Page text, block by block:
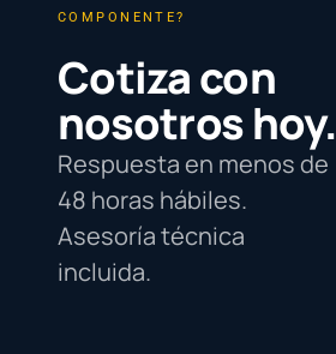
COMPONENTE?
Cotiza con
nosotros hoy.
Respuesta en menos de
48 horas hábiles.
Asesoría técnica
incluida.